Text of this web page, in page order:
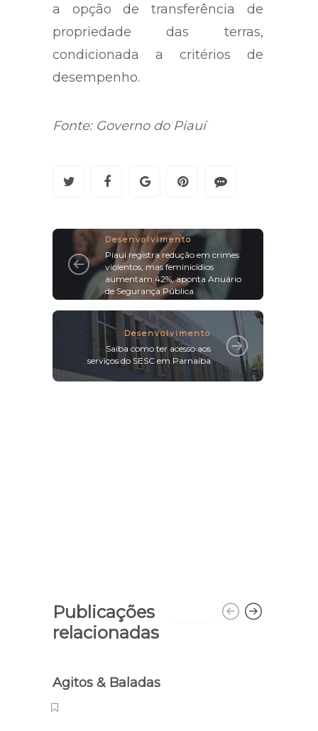
a opção de transferência de
propriedade das terras,
condicionada a critérios de
desempenho.
Fonte: Governo do Piauí
Desenvolvimento
Piauí registra redução em crimes
violentos, mas feminicídios
aumentam 42%, aponta Anuário
de Segurança Pública
Desenvolvimento
Saiba como ter acesso aos
serviços do SESC em Parnaíba
Publicações
relacionadas
Agitos & Baladas